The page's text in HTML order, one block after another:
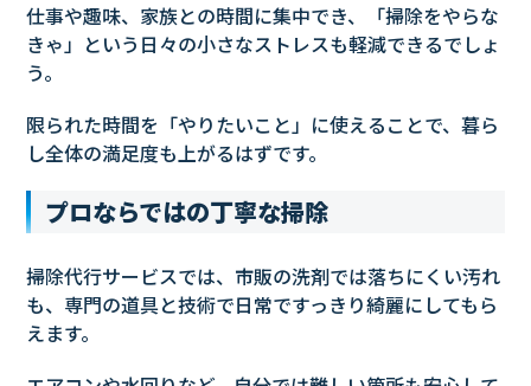
仕事や趣味、家族との時間に集中でき、「掃除をやらな
きゃ」という日々の小さなストレスも軽減できるでしょ
う。
限られた時間を「やりたいこと」に使えることで、暮ら
し全体の満足度も上がるはずです。
プロならではの丁寧な掃除
掃除代行サービスでは、市販の洗剤では落ちにくい汚れ
も、専門の道具と技術で日常ですっきり綺麗にしてもら
えます。